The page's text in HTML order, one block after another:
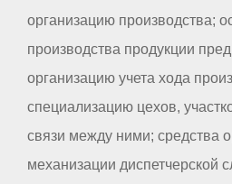
организацию производства;
производства продукции
организацию учета хода
специализацию цехов,
связи между ними; средства
механизации диспетчерской